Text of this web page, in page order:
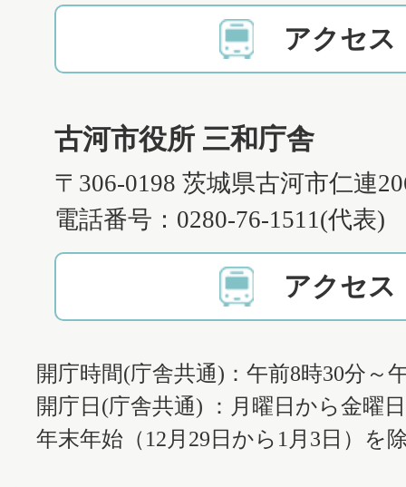
アクセス
古河市役所 三和庁舎
〒306-0198 茨城県古河市仁連
電話番号：0280-76-1511(代表)
アクセス
開庁時間(庁舎共通)：午前8時30分～
開庁日(庁舎共通) ：月曜日から金曜
年末年始（12月29日から1月3日）を